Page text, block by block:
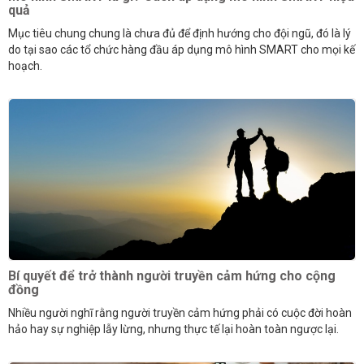
quả
Mục tiêu chung chung là chưa đủ để định hướng cho đội ngũ, đó là lý
do tại sao các tổ chức hàng đầu áp dụng mô hình SMART cho mọi kế
hoạch.
Bí quyết để trở thành người truyền cảm hứng cho cộng
đồng
Nhiều người nghĩ rằng người truyền cảm hứng phải có cuộc đời hoàn
hảo hay sự nghiệp lẫy lừng, nhưng thực tế lại hoàn toàn ngược lại.